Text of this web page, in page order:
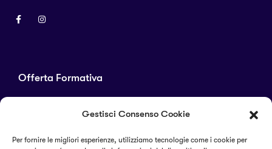
Gestisci Consenso Cookie
Per fornire le migliori esperienze, utilizziamo tecnologie come i cookie per
Offerta Formativa
Corsi di perfezionamento